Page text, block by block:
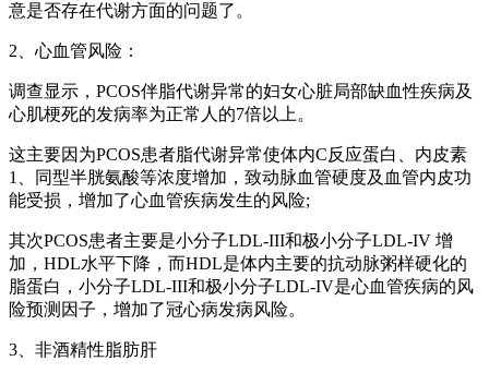
意是否存在代谢方面的问题了。
2、心血管风险：
调查显示，PCOS伴脂代谢异常的妇女心脏局部缺血性疾病及
心肌梗死的发病率为正常人的7倍以上。
这主要因为PCOS患者脂代谢异常使体内C反应蛋白、内皮素
1、同型半胱氨酸等浓度增加，致动脉血管硬度及血管内皮功
能受损，增加了心血管疾病发生的风险;
其次PCOS患者主要是小分子LDL-III和极小分子LDL-IV 增
加，HDL水平下降，而HDL是体内主要的抗动脉粥样硬化的
脂蛋白，小分子LDL-III和极小分子LDL-IV是心血管疾病的风
险预测因子，增加了冠心病发病风险。
3、非酒精性脂肪肝